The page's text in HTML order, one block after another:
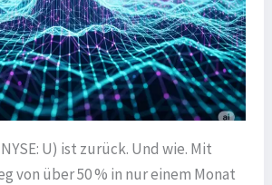
U) ist zurück. Und wie. Mit
von über 50 % in nur einem Monat